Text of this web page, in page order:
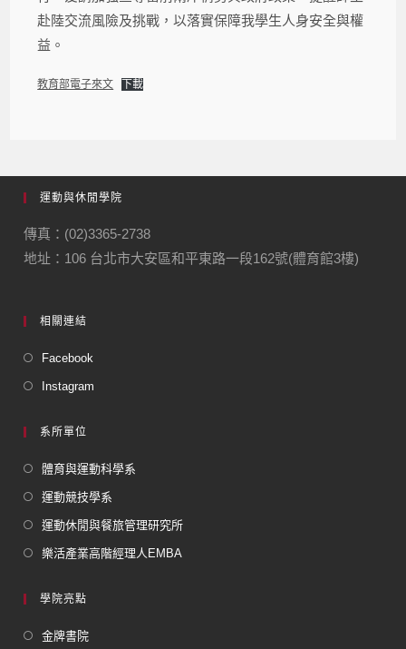
赴陸交流風險及挑戰，以落實保障我學生人身安全與權
益。
教育部電子來文 下載
運動與休閒學院
傳真：(02)3365-2738
地址：106 台北市大安區和平東路一段162號(體育館3樓)
相關連結
Facebook
Instagram
系所單位
體育與運動科學系
運動競技學系
運動休閒與餐旅管理研究所
樂活產業高階經理人EMBA
學院亮點
金牌書院